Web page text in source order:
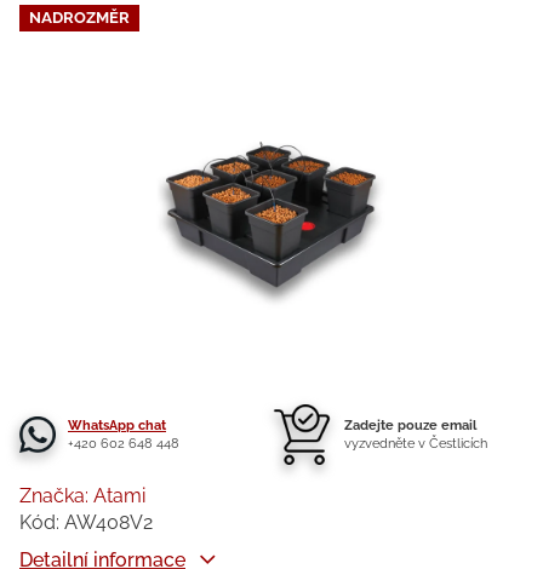
NADROZMĚR
WhatsApp chat
+420 602 648 448
Zadejte pouze email
vyzvedněte v Čestlicích
Detailní informace
Značka: Atami
Kód: AW408V2